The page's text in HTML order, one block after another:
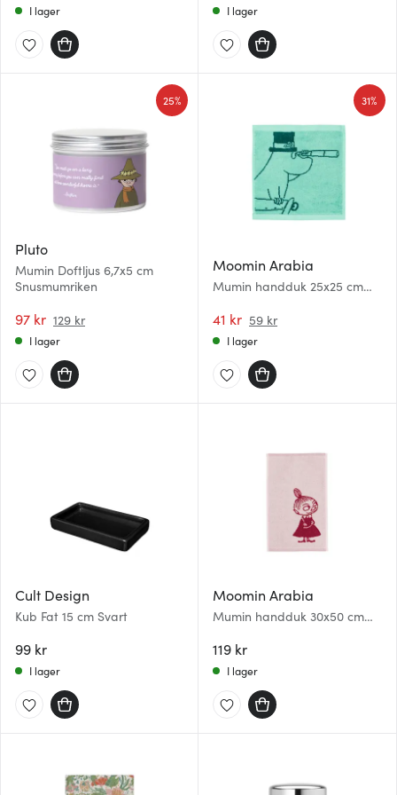
I lager I lager
Pluto
Mumin Doftljus 6,7x5 cm
Snusmumriken
97 kr 129 kr
25%
I lager
Moomin Arabia
Mumin handduk 25x25 cm
41 kr 59 kr
31%
I lager
Cult Design
Kub Fat 15 cm Svart
99 kr
I lager
Moomin Arabia
Mumin handduk 30x50 cm
119 kr
I lager